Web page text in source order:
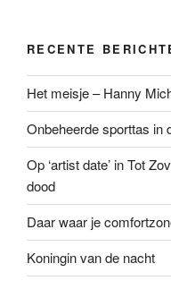
RECENTE
Het meisje – Hanny
Onbeheerde sporttas in
Op ‘artist date’ in Tot
dood
Daar waar je
Koningin van de nacht